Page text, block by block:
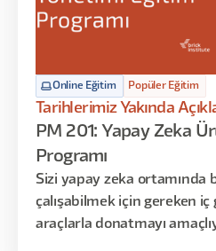
Online Eğitim Popüler Eğitim
Tarihlerimiz Yakında
PM 201: Yapay Zeka
Programı
Sizi yapay zeka ortamında
çalışabilmek için gereken
araçlarla donatmayı